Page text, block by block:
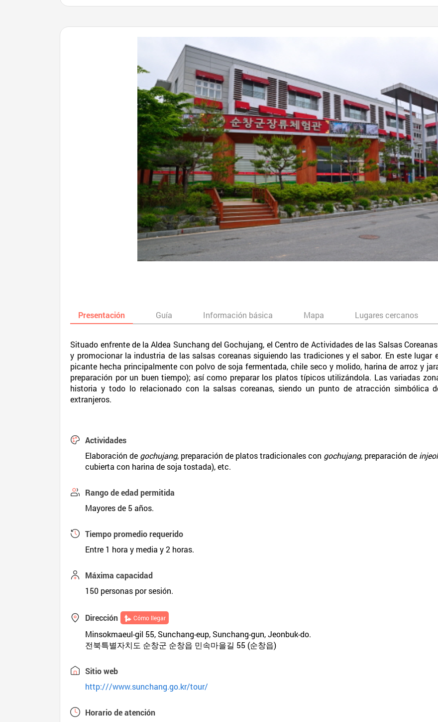
Presentación Guía Información básica Mapa Lugares cercanos
Situado enfrente de la Aldea Sunchang del Gochujang, el Centro de Actividades de las Salsas
y promocionar la industria de las salsas coreanas siguiendo las tradiciones y el sabor. En este lugar
picante hecha principalmente con polvo de soja fermentada, chile seco y molido, harina de arroz y
preparación por un buen tiempo); así como preparar los platos típicos utilizándola. Las variadas
historia y todo lo relacionado con la salsas coreanas, siendo un punto de atracción simbólica
extranjeros.
Actividades
Elaboración de gochujang, preparación de platos tradicionales con gochujang, preparación de
cubierta con harina de soja tostada), etc.
Rango de edad permitida
Mayores de 5 años.
Tiempo promedio requerido
Entre 1 hora y media y 2 horas.
Máxima capacidad
150 personas por sesión.
Dirección Cómo llegar
Minsokmaeul-gil 55, Sunchang-eup, Sunchang-gun, Jeonbuk-do.
전북특별자치도 순창군 순창읍 민속마을길 55 (순창읍)
Sitio web
http:///www.sunchang.go.kr/tour/
Horario de atención